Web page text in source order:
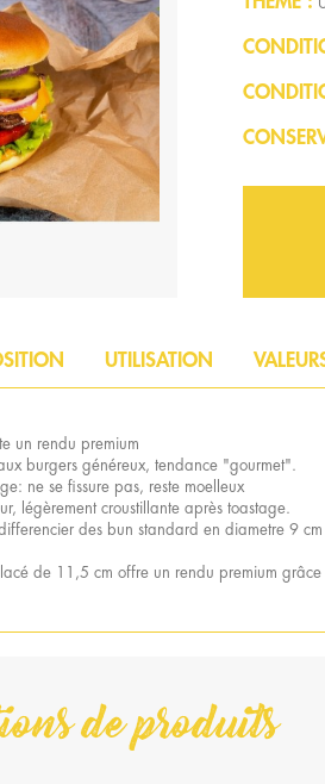
UTILISATION
un rendu premium
burgers généreux, tendance "gourmet".
ne se fissure pas, reste moelleux
légèrement croustillante après toastage.
des bun standard en diametre 9 cm
de 11,5 cm offre un rendu premium
de produits